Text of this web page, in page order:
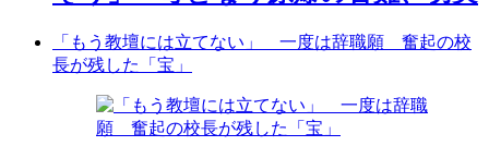
「もう教壇には立てない」 一度は辞職願 奮起の校
長が残した「宝」